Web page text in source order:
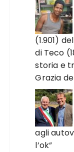
(1.901)
di Teco
storia e
Grazia
agli
l’ok”